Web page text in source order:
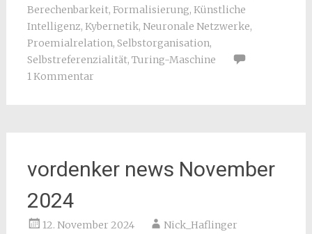
Berechenbarkeit, Formalisierung, Künstliche
Intelligenz, Kybernetik, Neuronale Netzwerke,
Proemialrelation, Selbstorganisation,
Selbstreferenzialität, Turing-Maschine
1 Kommentar
vordenker news November
2024
12. November 2024 Nick_Haflinger